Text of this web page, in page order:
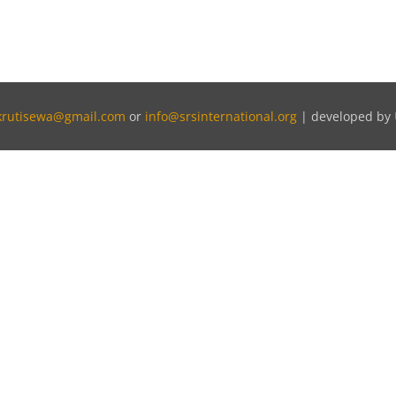
or info@srsinternational.org | developed by